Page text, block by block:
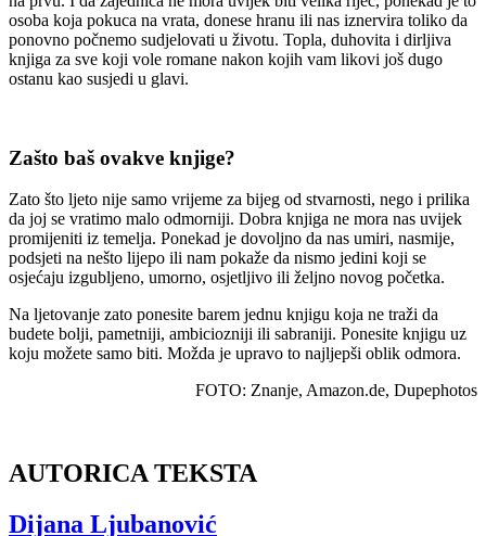
osoba koja pokuca na vrata, donese hranu ili nas iznervira toliko da
ponovno počnemo sudjelovati u životu. Topla, duhovita i dirljiva
knjiga za sve koji vole romane nakon kojih vam likovi još dugo
ostanu kao susjedi u glavi.
Zašto baš ovakve knjige?
Zato što ljeto nije samo vrijeme za bijeg od stvarnosti, nego i prilika
da joj se vratimo malo odmorniji. Dobra knjiga ne mora nas uvijek
promijeniti iz temelja. Ponekad je dovoljno da nas umiri, nasmije,
podsjeti na nešto lijepo ili nam pokaže da nismo jedini koji se
osjećaju izgubljeno, umorno, osjetljivo ili željno novog početka.
Na ljetovanje zato ponesite barem jednu knjigu koja ne traži da
budete bolji, pametniji, ambiciozniji ili sabraniji. Ponesite knjigu uz
koju možete samo biti. Možda je upravo to najljepši oblik odmora.
FOTO: Znanje, Amazon.de, Dupephotos
AUTORICA TEKSTA
Dijana Ljubanović